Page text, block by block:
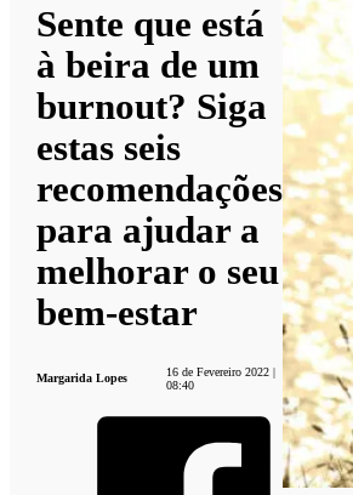
Sente que está
à beira de um
burnout? Siga
estas seis
recomendações
para ajudar a
melhorar o seu
bem-estar
Margarida Lopes
16 de Fevereiro 2022 |
08:40